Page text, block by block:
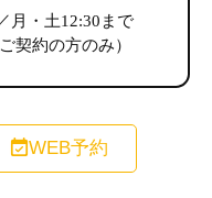
WEB予約